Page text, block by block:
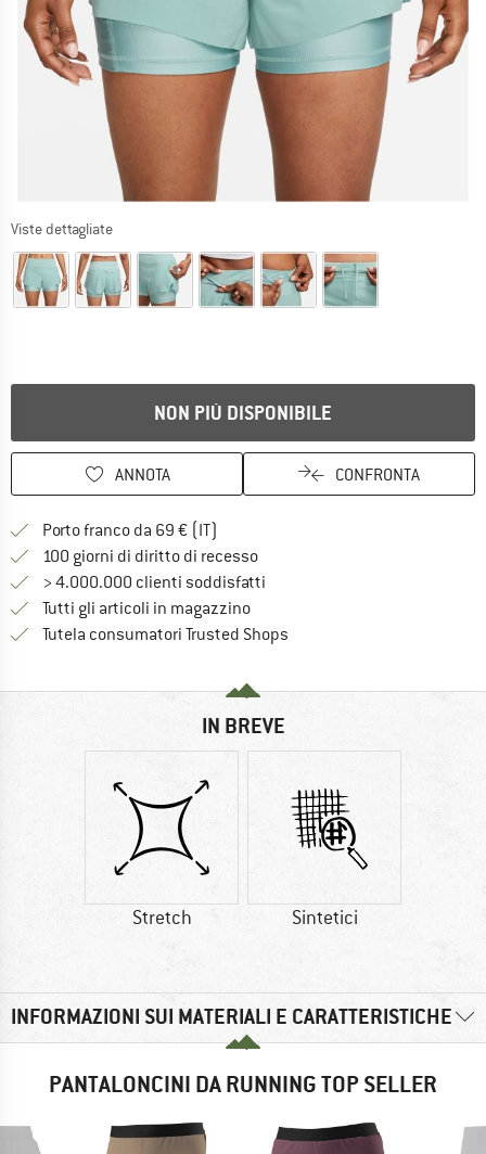
Viste dettagliate
NON PIÙ DISPONIBILE
ANNOTA CONFRONTA
Porto franco da 69 € (IT)
100 giorni di diritto di recessoVai alla politica di recesso qui
> 4.000.000 clienti soddisfatti
Tutti gli articoli in magazzino
Tutela consumatori Trusted Shops
IN BREVE
Stretch Sintetici
INFORMAZIONI SUI MATERIALI E CARATTERISTICHE
PANTALONCINI DA RUNNING TOP SELLER